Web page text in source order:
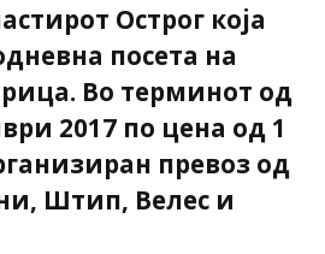
Острог која
посета на
Во терминот од
2017 по ценa од 1
превоз од
Штип, Велес и